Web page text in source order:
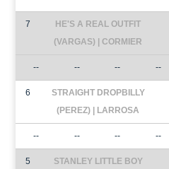
7
HE'S A REAL OUTFIT
(VARGAS) | CORMIER
-- -- -- --
6
STRAIGHT DROPBILLY
(PEREZ) | LARROSA
-- -- -- --
5
STANLEY LITTLE BOY